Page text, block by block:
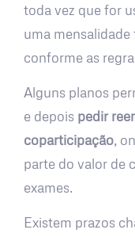
toda vez que for
uma mensalidade
conforme as
Alguns planos
e depois pedir
coparticipação,
parte do valor de
exames.
Existem prazos